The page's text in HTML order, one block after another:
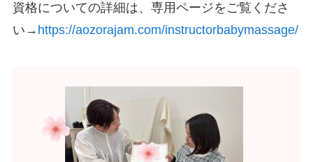
資格についての詳細は、専用ページをご覧くださ
い→ https://aozorajam.com/instructorbabymassage/